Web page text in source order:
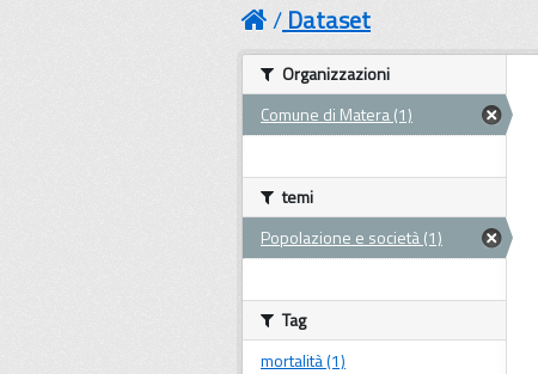
Dataset
Organizzazioni
Comune di Matera (1)
temi
Popolazione e società (1)
Tag
mortalità (1)